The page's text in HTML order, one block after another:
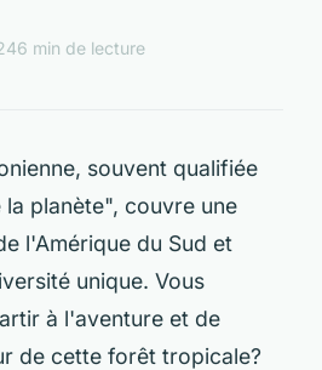
6 min de lecture
souvent qualifiée
planète", couvre une
l'Amérique du Sud et
unique. Vous
à l'aventure et de
de cette forêt tropicale?